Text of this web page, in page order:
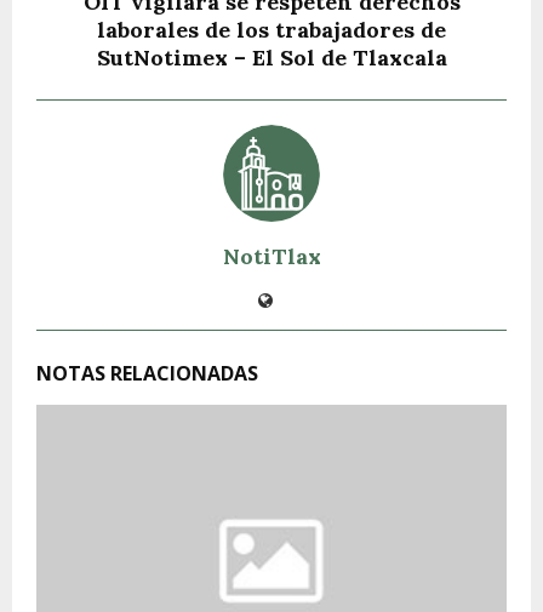
laborales de los trabajadores de
SutNotimex – El Sol de Tlaxcala
NotiTlax
NOTAS RELACIONADAS